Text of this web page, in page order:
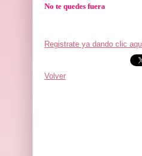
No te quedes fuera
Registrate ya dando clic
Volver